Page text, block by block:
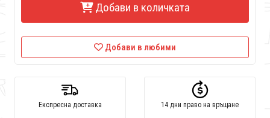
Добави в количката
Добави в любими
Експресна доставка 14 дни право на връщане